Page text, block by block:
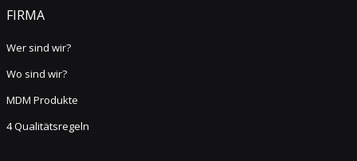
FIRMA
Wer sind wir?
Wo sind wir?
MDM Produkte
4 Qualitätsregeln